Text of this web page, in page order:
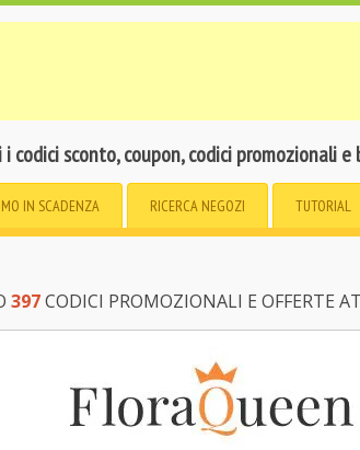
codici sconto, coupon, codici promozionali e
IN SCADENZA RICERCA NEGOZI TUTORIAL
397CODICI PROMOZIONALI E OFFERTE